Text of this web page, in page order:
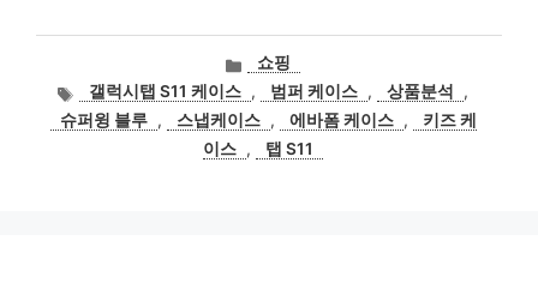
카
고
리
쇼핑
태
그
갤럭시탭 S11 케이스 , 범퍼 케이스 , 상품분석
,
슈퍼윙 블루 , 스냅케이스 , 에바폼 케이스 ,
키즈 케
이스 , 탭 S11